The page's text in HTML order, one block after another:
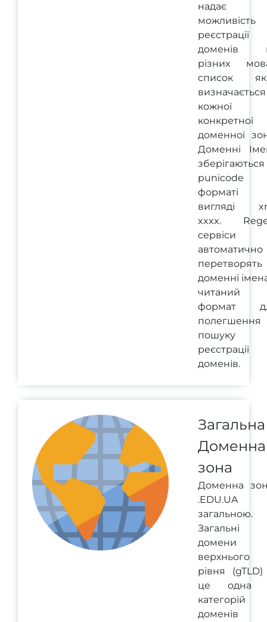
надає
можливість
реєстрації
доменів
різних
список
визначається
кожної
конкретної
доменної
Доменні
punicode
форматі
вигляді
xxxx.
сервіси
автоматично
перетворять
доменні
читаний
формат
полегшення
пошуку
реєстрації
доменів.
Загальна
Доменна
зона
Доменна
.EDU.UA
загальною.
Загальні
домени
верхнього
рівня
це одна
категорій
доменів